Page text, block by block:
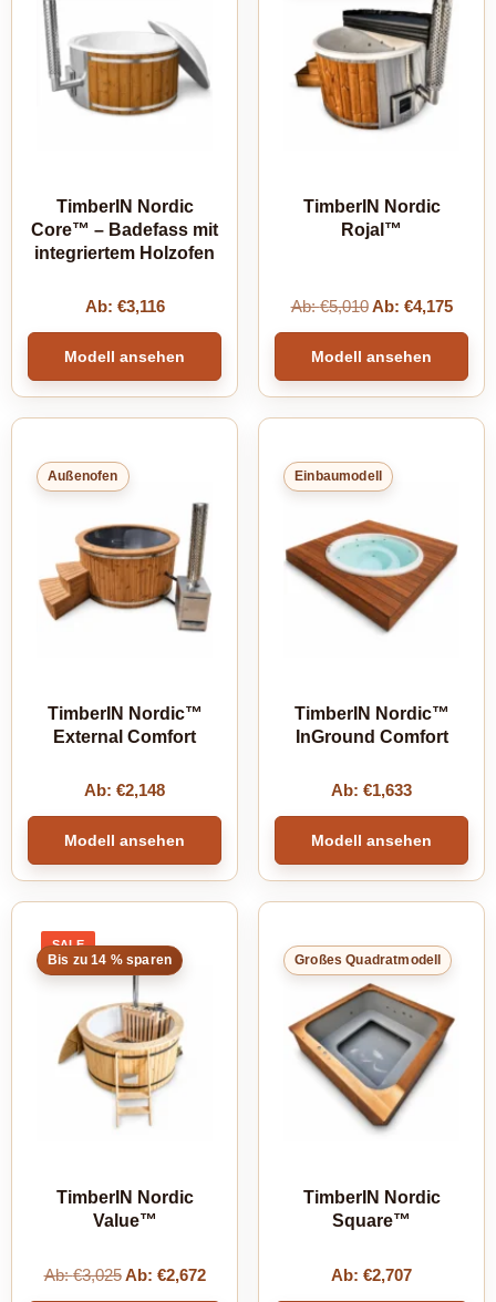
TimberIN Nordic
Core™ – Badefass mit
integriertem Holzofen
Ab: €3,116
Modell ansehen
TimberIN Nordic
Rojal™
Ab:€5,010 Ab: €4,175
Modell ansehen
Außenofen
TimberIN Nordic™
External Comfort
Ab: €2,148
Modell ansehen
Einbaumodell
TimberIN Nordic™
InGround Comfort
Ab: €1,633
Modell ansehen
SALEPRODUCT
ON
SALE
Bis zu 14 % sparen
TimberIN Nordic
Value™
Ab:€3,025 Ab: €2,672
Großes Quadratmodell
TimberIN Nordic
Square™
Ab: €2,707